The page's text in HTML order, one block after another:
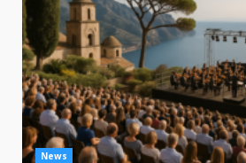
News